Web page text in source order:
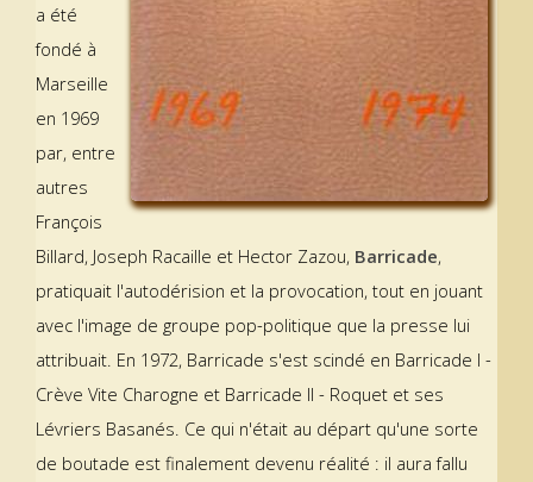
a été
fondé à
Marseille
en 1969
par, entre
autres
François
Billard, Joseph Racaille et Hector Zazou, Barricade,
pratiquait l'autodérision et la provocation, tout en jouant
avec l'image de groupe pop-politique que la presse lui
attribuait. En 1972, Barricade s'est scindé en Barricade I -
Crève Vite Charogne et Barricade II - Roquet et ses
Lévriers Basanés. Ce qui n'était au départ qu'une sorte
de boutade est finalement devenu réalité : il aura fallu